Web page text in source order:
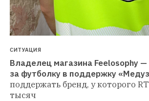
СИТУАЦИЯ
Владелец магазина Feelosophy
за футболку в поддержку
поддержать бренд, у которого
тысяч